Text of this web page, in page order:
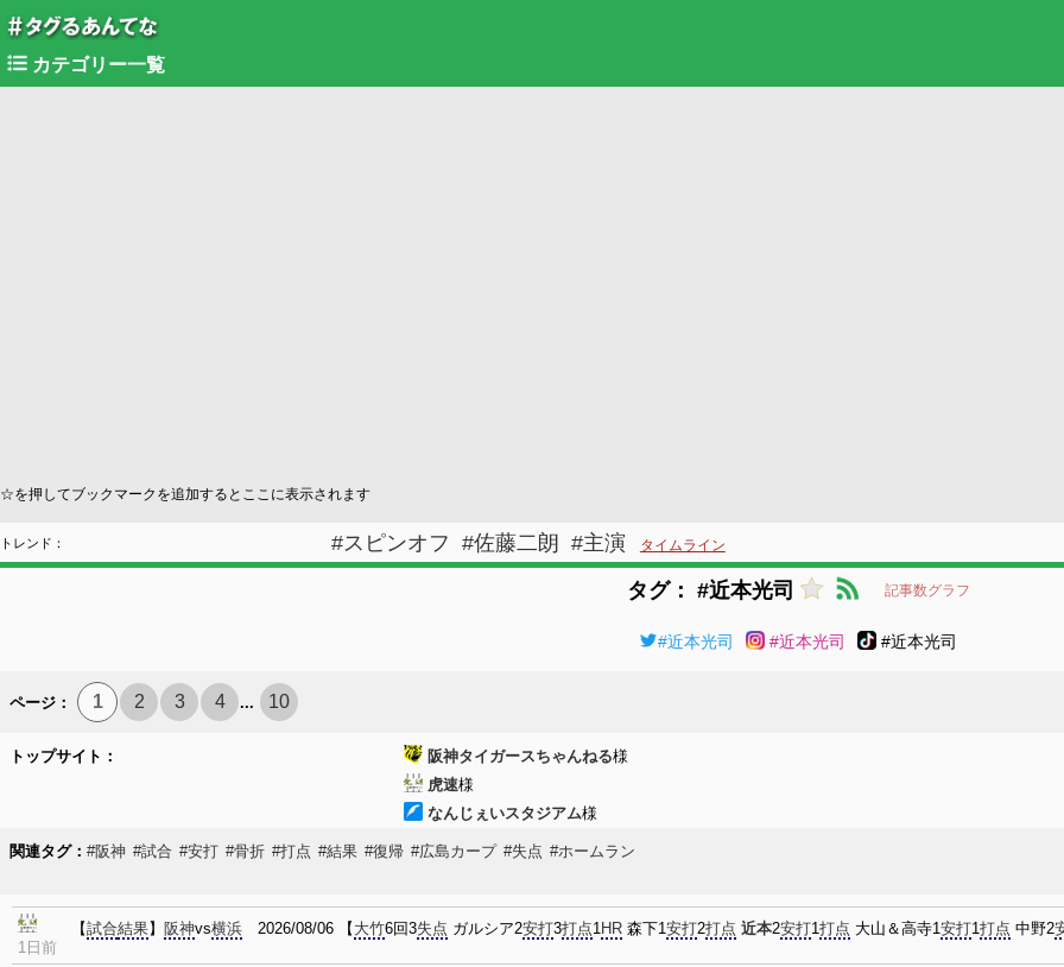
カテゴリー一覧
☆を押してブックマークを追加するとここに表示されます
#スピンオフ #佐藤二朗 #主演 タイムライン
トレンド：
タグ： #近本光司 記事数グラフ
#近本光司 #近本光司 #近本光司
ページ： 1 2 3 4 ... 10
トップサイト： 阪神タイガースちゃんねる様
虎速様
なんじぇいスタジアム様
関連タグ： #阪神 #試合 #安打 #骨折 #打点 #結果 #復帰 #広島カープ #失点 #ホームラン
1日前
【試合結果】 阪神vs横浜 2026/08/06 【 大竹6回3失点 ガルシア2安打3打点1HR 森下1安打2打点 近本2安打1打点 大山＆高寺1安打1打点 中野2